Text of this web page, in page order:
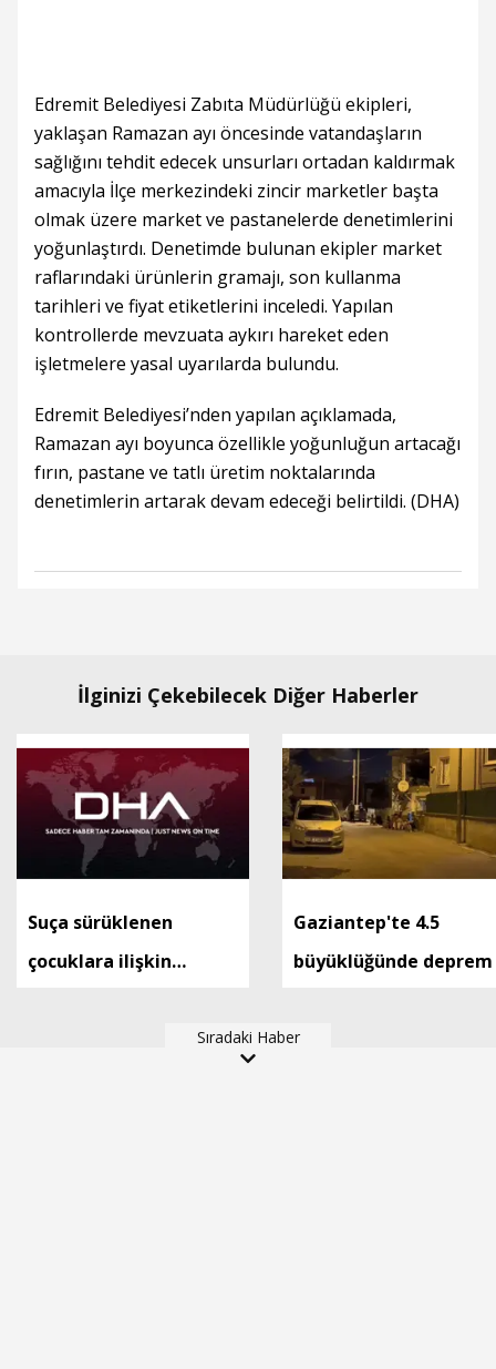
Edremit Belediyesi Zabıta Müdürlüğü ekipleri,
yaklaşan Ramazan ayı öncesinde vatandaşların
sağlığını tehdit edecek unsurları ortadan kaldırmak
amacıyla İlçe merkezindeki zincir marketler başta
olmak üzere market ve pastanelerde denetimlerini
yoğunlaştırdı. Denetimde bulunan ekipler market
raflarındaki ürünlerin gramajı, son kullanma
tarihleri ve fiyat etiketlerini inceledi. Yapılan
kontrollerde mevzuata aykırı hareket eden
işletmelere yasal uyarılarda bulundu.
Edremit Belediyesi’nden yapılan açıklamada,
Ramazan ayı boyunca özellikle yoğunluğun artacağı
fırın, pastane ve tatlı üretim noktalarında
denetimlerin artarak devam edeceği belirtildi. (DHA)
İlginizi Çekebilecek Diğer Haberler
Suça sürüklenen
çocuklara ilişkin
kanun teklifi, TBMM
Gaziantep'te 4.5
büyüklüğünde deprem
Sıradaki Haber